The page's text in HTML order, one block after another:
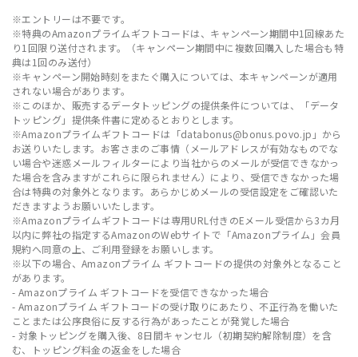
※エントリーは不要です。
※特典のAmazonプライムギフトコードは、キャンペーン期間中1回線あた
り1回限り送付されます。（キャンペーン期間中に複数回購入した場合も特
典は1回のみ送付）
※キャンペーン開始時刻をまたぐ購入については、本キャンペーンが適用
されない場合があります。
※このほか、販売するデータトッピングの提供条件については、「データ
トッピング」提供条件書に定めるとおりとします。
※Amazonプライムギフトコードは「databonus@bonus.povo.jp」から
お送りいたします。お客さまのご事情（メールアドレスが有効なものでな
い場合や迷惑メールフィルターにより当社からのメールが受信できなかっ
た場合を含みますがこれらに限られません）により、受信できなかった場
合は特典の対象外となります。あらかじめメールの受信設定をご確認いた
だきますようお願いいたします。
※Amazonプライムギフトコードは専用URL付きのEメール受信から3カ月
以内に弊社の指定するAmazonのWebサイトで「Amazonプライム」会員
規約へ同意の上、ご利用登録をお願いします。
※以下の場合、Amazonプライム ギフトコードの提供の対象外となること
があります。
- Amazonプライム ギフトコードを受信できなかった場合
- Amazonプライム ギフトコードの受け取りにあたり、不正行為を働いた
ことまたは公序良俗に反する行為があったことが発覚した場合
- 対象トッピングを購入後、8日間キャンセル（初期契約解除制度）を含
む、トッピング料金の返金をした場合